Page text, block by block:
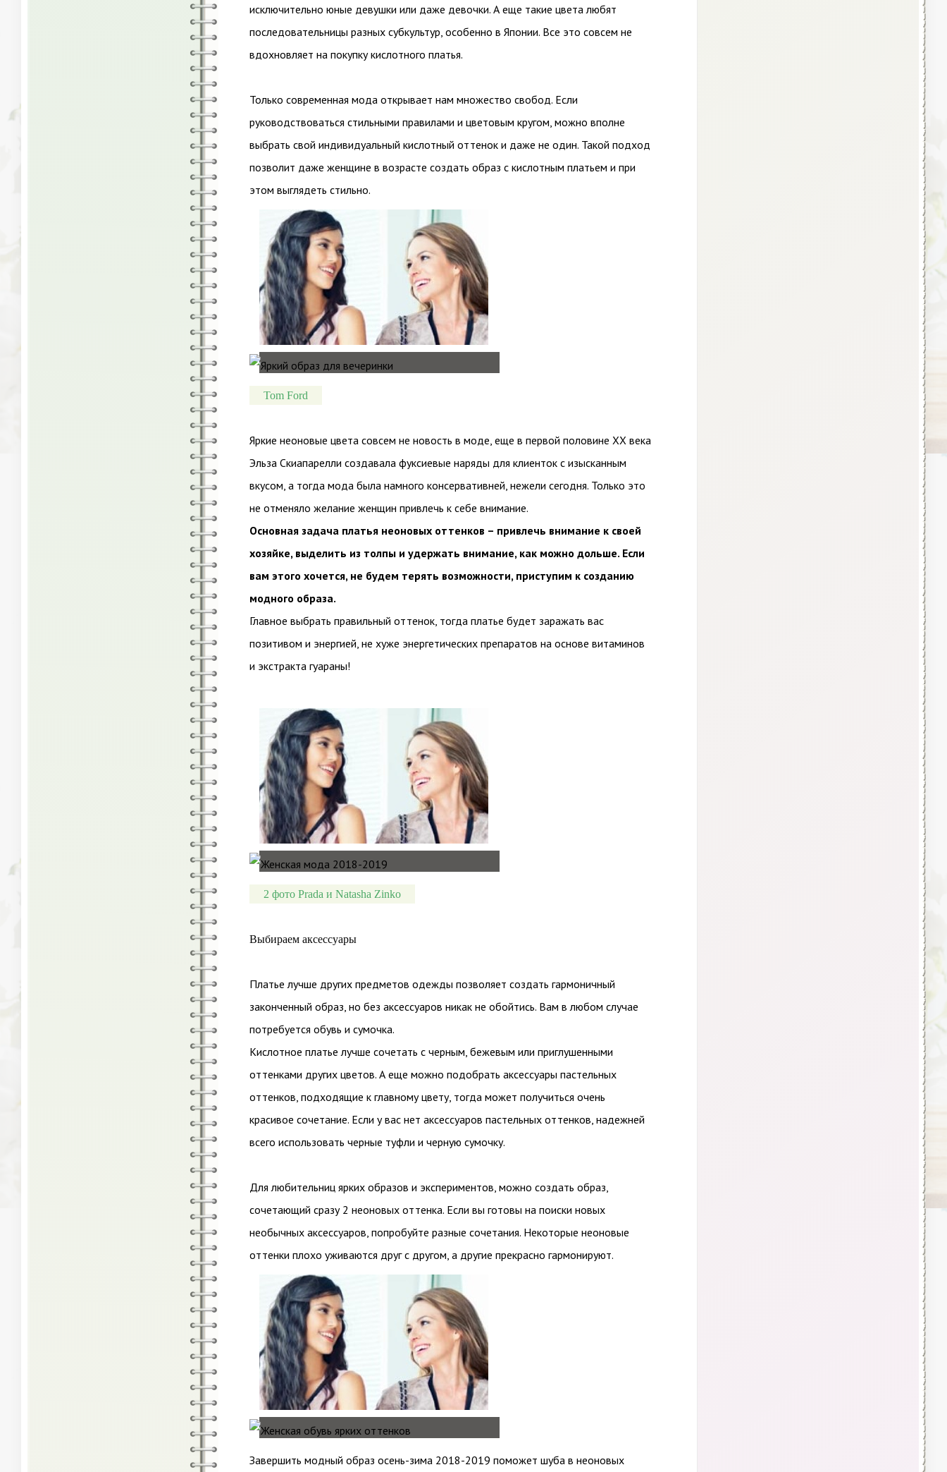
исключительно юные девушки или даже девочки. А еще такие цвета любят
последовательницы разных субкультур, особенно в Японии. Все это совсем не
вдохновляет на покупку кислотного платья.
Только современная мода открывает нам множество свобод. Если
руководствоваться стильными правилами и цветовым кругом, можно вполне
выбрать свой индивидуальный кислотный оттенок и даже не один. Такой подход
позволит даже женщине в возрасте создать образ с кислотным платьем и при
этом выглядеть стильно.
Tom Ford
Яркие неоновые цвета совсем не новость в моде, еще в первой половине XX века
Эльза Скиапарелли создавала фуксиевые наряды для клиенток с изысканным
вкусом, а тогда мода была намного консервативней, нежели сегодня. Только это
не отменяло желание женщин привлечь к себе внимание.
Основная задача платья неоновых оттенков – привлечь внимание к своей
хозяйке, выделить из толпы и удержать внимание, как можно дольше. Если
вам этого хочется, не будем терять возможности, приступим к созданию
модного образа.
Главное выбрать правильный оттенок, тогда платье будет заражать вас
позитивом и энергией, не хуже энергетических препаратов на основе витаминов
и экстракта гуараны!
2 фото Prada и Natasha Zinko
Выбираем аксессуары
Платье лучше других предметов одежды позволяет создать гармоничный
законченный образ, но без аксессуаров никак не обойтись. Вам в любом случае
потребуется обувь и сумочка.
Кислотное платье лучше сочетать с черным, бежевым или приглушенными
оттенками других цветов. А еще можно подобрать аксессуары пастельных
оттенков, подходящие к главному цвету, тогда может получиться очень
красивое сочетание. Если у вас нет аксессуаров пастельных оттенков, надежней
всего использовать черные туфли и черную сумочку.
Для любительниц ярких образов и экспериментов, можно создать образ,
сочетающий сразу 2 неоновых оттенка. Если вы готовы на поиски новых
необычных аксессуаров, попробуйте разные сочетания. Некоторые неоновые
оттенки плохо уживаются друг с другом, а другие прекрасно гармонируют.
Завершить модный образ осень-зима 2018-2019 поможет шуба в неоновых